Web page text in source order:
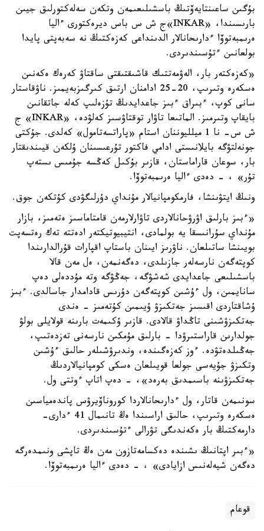
بۇگىن ساعىنتايەۆتىڭ باسشىلىعىمەن وتكەن سەلەكتورلىق جيىن
بارىسىندا، «INKAR»ج ش س باس ديرەكتورى ءاليا
ەرىمبەتوۆا ءدارىحانالار الدىنداعى كەزەكتىڭ نە سەبەپتى پايدا
بولعانىن ءتۇسىندىردى.
«كەزەكتەر بار، الەۋمەتتىك قاشىقتىقتى ساقتاۋ كەرەك ەكەنىن
ەسكەرە وتىرىپ، 20-25 ادامنان ارتىق كىرگىزبەيمىز. ناۋقاستار
سانى كوپ، ءبىراق ءبىز جاعدايدىڭ تۇزەلىپ كەلە جاتقانىن
بايقاپ وتىرمىز. الماتىعا تاۋار توقتاۋسىز كەلۋدە، «INKAR» ج
ش س- نا 1 ميلليوننان استام «پاراتسەتامول» كەلدى. جۇكتى
جونەلتۋگە بايلانىستى ادامي فاكتور تۇرعىسىنان ۇلكەن قيىندىقتار
بار، سوعان قاراماستان، قازىر بۇكىل كەڭسە جۇمىس ىستەپ
تۇر» ، - دەدى ءاليا ەرىمبەتوۆا.
ونىڭ ايتۋىنشا، فارمكومپانيالار مۇنداي دۇرلىگۋدى كۇتكەن جوق.
«ءبىز بارلىق اۋرۋحانالاردى تاۋارلارمەن قامتاماسىز ەتەمىز، بازار
مۇنداي سۇرانىسقا يە بولمادى، انتيبيوتيكتەر ادەتتە تەك رەتسەپت
بويىنشا ساتىلعان. ناۋرىز ايىنان باستاپ اقپارات قۇرالدارىندا
كوپتەگەن نارسەلەر جازىلدى، دەگەنمەن، ەل مەن قالا
باسشىلىعى جاعدايدى شەشۋگە، جەڭۋگە وتە مۇددەلى دەپ
سانايمىن، ول ءۇشىن كوپتەگەن دۇرىس قادامدار جاسالدى. ءبىز
ۇشاقتاردى اقىسىز جەتكىزۋ ۇيىمىن كۇتەمىز - ەندى
جەتكىزۋشىنى تاڭداۋ قالادى. قازىر ۇكىمەت بارىنە قولايلى بولۋ
جولدارىن قاراستىرۋدا - بارلىق مۇمكىن نارسەنى تەزدەتىپ،
جەڭىلدەتۋدە. ءوز كەزەگىندە، وندىرۋشىلەر حالىق ءۇشىن
وتكىزۋ جۇيەسى جولعا قويىلعان ەسكى كومپانيالاردىڭ
جەتكىزۋىنە باسىمدىق بەرەد»، - دەپ اتاپ ءوتتى ول.
سونىمەن قاتار، ول ءدارىحانالاردا كوروناۆيرۋس پاندەمياسىن
ەسكەرە وتىرىپ، حالىق اراسىندا ەڭ تانىمال 41 ءدارى-
دارمەكتىڭ بار ەكەندىگى تۋرالى ءتۇسىندىردى.
«ءبىر اپتانىڭ ىشىندە دەكسامەتازون مەن ەڭ تاپشى ونىمدەرگە
دەگەن شيەلەنىس ازايادى» ، - دەدى ءاليا ەرىمبەتوۆا.
قوعام